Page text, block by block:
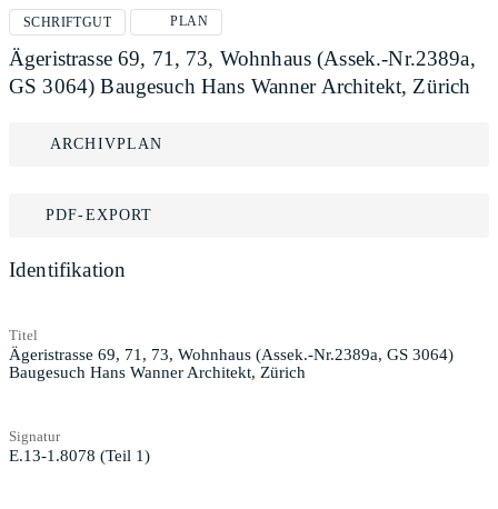
SCHRIFTGUT PLAN
Ägeristrasse 69, 71, 73, Wohnhaus (Assek.-Nr.2389a,
GS 3064) Baugesuch Hans Wanner Architekt, Zürich
ARCHIVPLAN
PDF-EXPORT
Identifikation
Titel
Ägeristrasse 69, 71, 73, Wohnhaus (Assek.-Nr.2389a, GS 3064)
Baugesuch Hans Wanner Architekt, Zürich
Signatur
E.13-1.8078 (Teil 1)